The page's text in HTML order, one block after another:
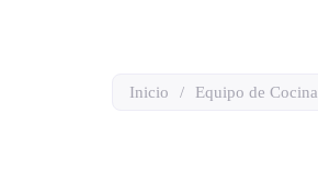
Inicio / Equipo de Cocina